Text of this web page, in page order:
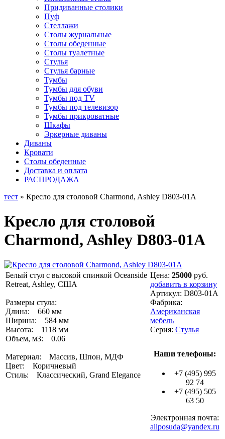
Придиванные столики
Пуф
Стеллажи
Столы журнальные
Столы обеденные
Столы туалетные
Стулья
Стулья барные
Тумбы
Тумбы для обуви
Тумбы под TV
Тумбы под телевизор
Тумбы прикроватные
Шкафы
Эркерные диваны
Диваны
Кровати
Столы обеденные
Доставка и оплата
РАСПРОДАЖА
тест » Кресло для столовой Charmond, Ashley D803-01A
Кресло для столовой
Charmond, Ashley D803-01A
Белый стул с высокой спинкой Oceanside
Retreat, Ashley, США
Размеры стула:
Длина: 660 мм
Ширина: 584 мм
Высота: 1118 мм
Объем, м3: 0.06
Материал: Массив, Шпон, МДФ
Цвет: Коричневый
Стиль: Классический, Grand Elegance
Цена: 25000 руб.
добавить в корзину
Артикул: D803-01A
Фабрика:
Американская
мебель
Серия: Стулья
Наши телефоны:
+7 (495) 995
92 74
+7 (495) 505
63 50
Электронная почта:
allposuda@yandex.ru